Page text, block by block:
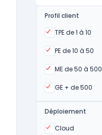
Profil client
TPE de 1 à 10
Oui
PE de 10 à 50
Oui
ME de 50 à 500
Oui
GE + de 500
Oui
Déploiement
Cloud
Oui